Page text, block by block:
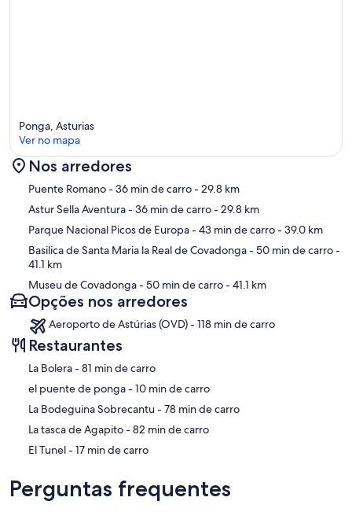
Mapa
Ponga, Asturias
Ver no mapa
Nos arredores
Puente Romano- 36 min de carro- 29.8 km
Astur Sella Aventura- 36 min de carro- 29.8 km
Parque Nacional Picos de Europa- 43 min de carro- 39.0 km
Basilica de Santa Maria la Real de Covadonga- 50 min de carro-
41.1 km
Museu de Covadonga- 50 min de carro- 41.1 km
Opções nos arredores
Aeroporto de Astúrias (OVD) - 118 min de carro
Restaurantes
‪La Bolera - ‬81 min de carro
‪el puente de ponga - ‬10 min de carro
‪La Bodeguina Sobrecantu - ‬78 min de carro
‪La tasca de Agapito - ‬82 min de carro
‪El Tunel - ‬17 min de carro
Perguntas frequentes